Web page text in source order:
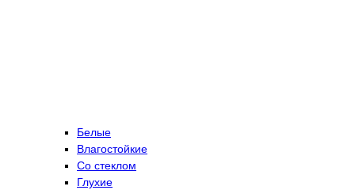
Белые
Влагостойкие
Со стеклом
Глухие